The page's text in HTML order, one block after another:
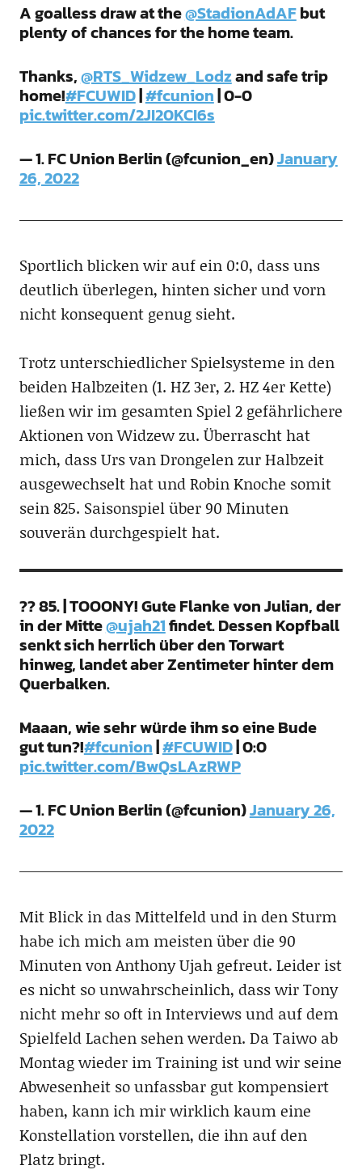
A goalless draw at the@StadionAdAFbut
plenty of chances for the home team.
Thanks,@RTS_Widzew_Lodzand safe trip
home!#FCUWID|#fcunion| 0-0
pic.twitter.com/2JI20KCI6s
— 1. FC Union Berlin (@fcunion_en)January
26, 2022
Sportlich blicken wir auf ein 0:0, dass uns
deutlich überlegen, hinten sicher und vorn
nicht konsequent genug sieht.
Trotz unterschiedlicher Spielsysteme in den
beiden Halbzeiten (1. HZ 3er, 2. HZ 4er Kette)
ließen wir im gesamten Spiel 2 gefährlichere
Aktionen von Widzew zu. Überrascht hat
mich, dass Urs van Drongelen zur Halbzeit
ausgewechselt hat und Robin Knoche somit
sein 825. Saisonspiel über 90 Minuten
souverän durchgespielt hat.
?? 85. | TOOONY! Gute Flanke von Julian, der
in der Mitte@ujah21findet. Dessen Kopfball
senkt sich herrlich über den Torwart
hinweg, landet aber Zentimeter hinter dem
Querbalken.
Maaan, wie sehr würde ihm so eine Bude
gut tun?!#fcunion|#FCUWID| 0:0
pic.twitter.com/BwQsLAzRWP
— 1. FC Union Berlin (@fcunion)January 26,
2022
Mit Blick in das Mittelfeld und in den Sturm
habe ich mich am meisten über die 90
Minuten von Anthony Ujah gefreut. Leider ist
es nicht so unwahrscheinlich, dass wir Tony
nicht mehr so oft in Interviews und auf dem
Spielfeld Lachen sehen werden. Da Taiwo ab
Montag wieder im Training ist und wir seine
Abwesenheit so unfassbar gut kompensiert
haben, kann ich mir wirklich kaum eine
Konstellation vorstellen, die ihn auf den
Platz bringt.